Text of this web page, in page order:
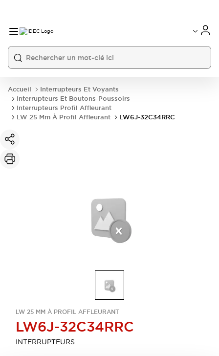
Accueil
Interrupteurs Et Voyants
Interrupteurs Et Boutons-Poussoirs
Interrupteurs Profil Affleurant
LW 25 Mm À Profil Affleurant
LW6J-32C34RRC
LW 25 MM À PROFIL AFFLEURANT
LW6J-32C34RRC
INTERRUPTEURS